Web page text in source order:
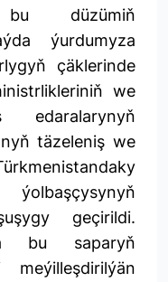
düzümiň
ýurdumyza
çäklerinde
we
edaralarynyň
täzeleniş we
geçirildi.
bu saparyň